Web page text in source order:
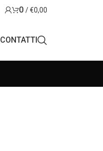
0 /€0,00
CONTATTI